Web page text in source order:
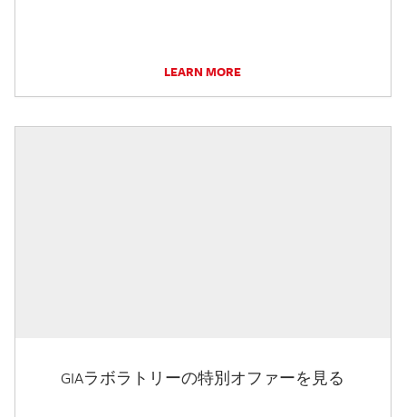
LEARN MORE
GIAラボラトリーの特別オファーを見る